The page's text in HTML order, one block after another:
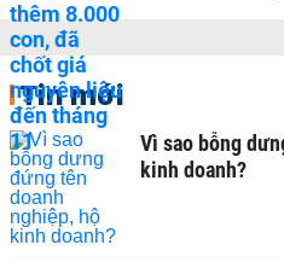
Tin mới
Vì sao bỗng
kinh doanh?